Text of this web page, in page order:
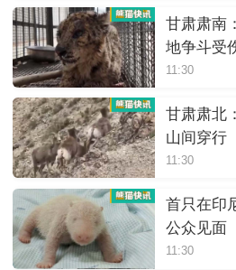
甘肃肃南
地争斗受
11:30
甘肃肃北
山间穿行
11:30
首只在印
公众见面
11:30